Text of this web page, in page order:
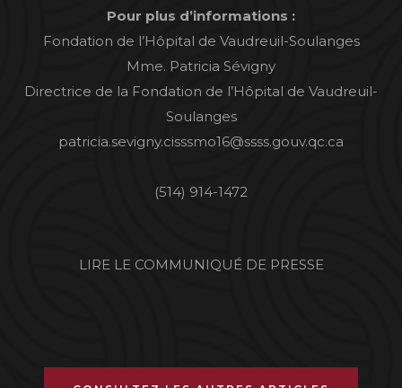
Pour plus d’informations :
Fondation de l’Hôpital de Vaudreuil-Soulanges
Mme. Patricia Sévigny
Directrice de la Fondation de l’Hôpital de Vaudreuil-
Soulanges
patricia.sevigny.cisssmo16@ssss.gouv.qc.ca
(514) 914-1472
LIRE LE COMMUNIQUÉ DE PRESSE